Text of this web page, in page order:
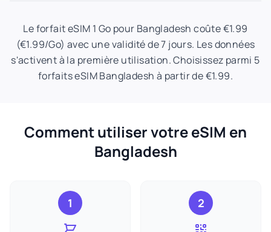
Le forfait eSIM 1 Go pour Bangladesh coûte €1.99
(€1.99/Go) avec une validité de 7 jours. Les données
s'activent à la première utilisation. Choisissez parmi 5
forfaits eSIM Bangladesh à partir de €1.99.
Comment utiliser votre eSIM en
Bangladesh
1 2